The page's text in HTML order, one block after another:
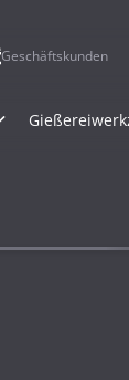
Geschäftskunden